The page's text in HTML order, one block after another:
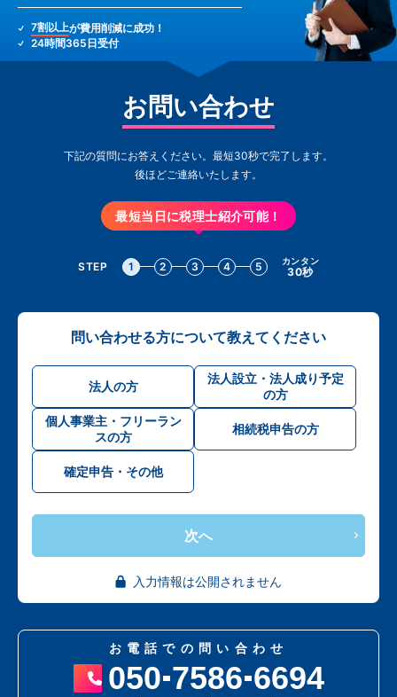
7割以上が費用削減に成功！
24時間365日受付
お問い合わせ
下記の質問にお答えください。最短30秒で完了します。
後ほどご連絡いたします。
最短当日に税理士紹介可能！
STEP 1 2 3 4 5 カンタン
30秒
問い合わせる方について教えてください
法人の方
法人設立・法人成り予定
の方
個人事業主・フリーラン
スの方
相続税申告の方
確定申告・その他
次へ
入力情報は公開されません
お電話での問い合わせ
050 7586 6694